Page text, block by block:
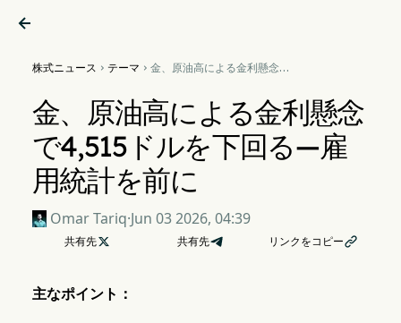

株式ニュース  テーマ  金、原油高による金利懸念で
計を前に
金、原油高による金利懸念
で4,515ドルを下回る—雇
用統計を前に
Omar Tariq·Jun 03 2026, 04:39
共有先 共有先 リンクをコピー
主なポイント：